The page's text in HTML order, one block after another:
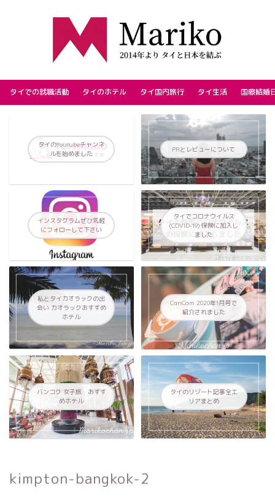
タイでの就職活動 タイのホテル タイ国内旅行 タイ生活 国際結婚
タイのYoutubeチャンネ
ルを始めました
PRとレビューについて
インスタグラムぜひ気軽
にフォローして下さい
タイでコロナウイルス
(COVID-19) 保険に加入し
ました
私とタイカオラックの出
会い カオラックおすすめ
ホテル
CanCam 2020年1月号で
紹介されました
バンコク 女子旅 おすす
めホテル
タイのリゾート記事全エ
リアまとめ
kimpton-bangkok-2